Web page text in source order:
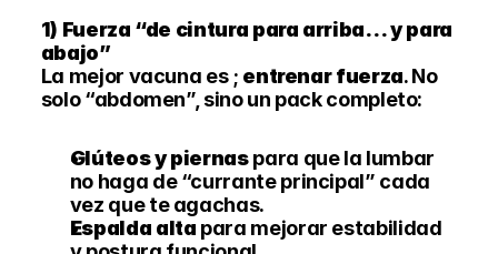
1) Fuerza “de cintura para arriba… y para
abajo”
La mejor vacuna es ; entrenar fuerza. No
solo “abdomen”, sino un pack completo:
Glúteos y piernas para que la lumbar
no haga de “currante principal” cada
vez que te agachas.
Espalda alta para mejorar estabilidad